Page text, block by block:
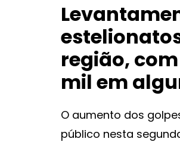
região,
mil em
O aumento dos
público nesta